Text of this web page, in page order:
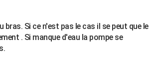
Si ce n'est pas le cas il se peut que le
. Si manque d'eau la pompe se